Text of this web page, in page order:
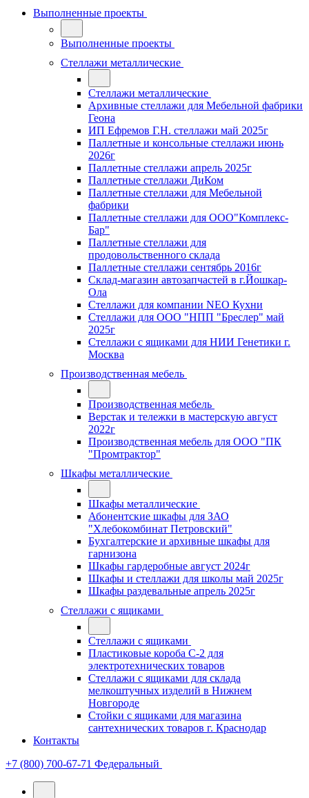
Выполненные проекты
Выполненные проекты
Стеллажи металлические
Стеллажи металлические
Архивные стеллажи для Мебельной фабрики
Геона
ИП Ефремов Г.Н. стеллажи май 2025г
Паллетные и консольные стеллажи июнь
2026г
Паллетные стеллажи апрель 2025г
Паллетные стеллажи ДиКом
Паллетные стеллажи для Мебельной
фабрики
Паллетные стеллажи для ООО"Комплекс-
Бар"
Паллетные стеллажи для
продовольственного склада
Паллетные стеллажи сентябрь 2016г
Склад-магазин автозапчастей в г.Йошкар-
Ола
Стеллажи для компании NEO Кухни
Стеллажи для ООО "НПП "Бреслер" май
2025г
Стеллажи с ящиками для НИИ Генетики г.
Москва
Производственная мебель
Производственная мебель
Верстак и тележки в мастерскую август
2022г
Производственная мебель для ООО "ПК
"Промтрактор"
Шкафы металлические
Шкафы металлические
Абонентские шкафы для ЗАО
"Хлебокомбинат Петровский"
Бухгалтерские и архивные шкафы для
гарнизона
Шкафы гардеробные август 2024г
Шкафы и стеллажи для школы май 2025г
Шкафы раздевальные апрель 2025г
Стеллажи с ящиками
Стеллажи с ящиками
Пластиковые короба С-2 для
электротехнических товаров
Стеллажи с ящиками для склада
мелкоштучных изделий в Нижнем
Новгороде
Стойки с ящиками для магазина
сантехнических товаров г. Краснодар
Контакты
+7 (800) 700-67-71 Федеральный